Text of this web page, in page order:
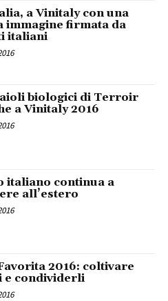
a Vinitaly con una
immagine firmata da
italiani
biologici di Terroir
a Vinitaly 2016
italiano continua a
all’estero
2016: coltivare
e condividerli